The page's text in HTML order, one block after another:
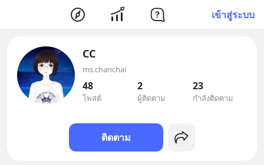
เข้าสู่ระบบ
CC
ms.chanchai
48
โพสต์
2
ผู้ติดตาม
23
กำลังติดตาม
ติดตาม